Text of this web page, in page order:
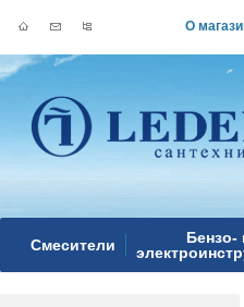
Смесители
Бензо-
О